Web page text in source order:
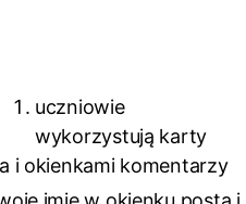
uczniowie
wykorzystują karty
i okienkami komentarzy